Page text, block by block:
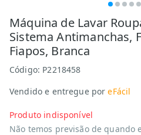
Máquina de Lavar
Sistema Antimanchas,
Fiapos, Branca
Código: P2218458
Vendido e entregue por eFácil
Produto indisponível
Não temos previsão de quando